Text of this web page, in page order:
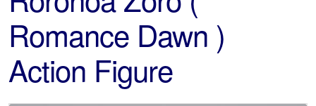
Romance Dawn )
Action Figure